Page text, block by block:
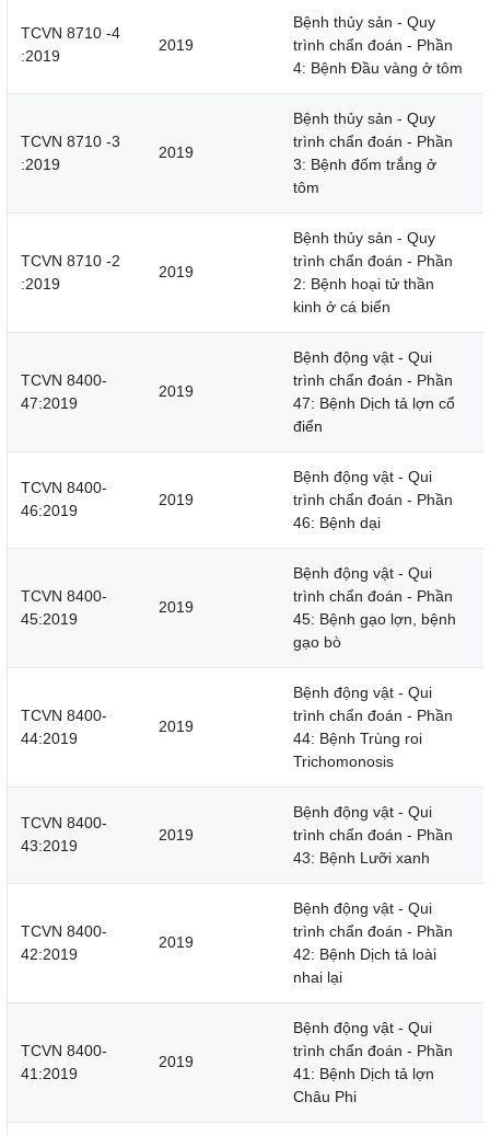
TCVN 8710 -4
:2019
2019
Bệnh thủy sản - Quy
trình chẩn đoán - Phần
4: Bệnh Đầu vàng ở tôm
TCVN 8710 -3
:2019
2019
Bệnh thủy sản - Quy
trình chẩn đoán - Phần
3: Bệnh đốm trắng ở
tôm
TCVN 8710 -2
:2019
2019
Bệnh thủy sản - Quy
trình chẩn đoán - Phần
2: Bệnh hoại tử thần
kinh ở cá biển
TCVN 8400-
47:2019
2019
Bệnh động vật - Qui
trình chẩn đoán - Phần
47: Bệnh Dịch tả lợn cổ
điển
TCVN 8400-
46:2019
2019
Bệnh động vật - Qui
trình chẩn đoán - Phần
46: Bệnh dại
TCVN 8400-
45:2019
2019
Bệnh động vật - Qui
trình chẩn đoán - Phần
45: Bệnh gạo lợn, bệnh
gạo bò
TCVN 8400-
44:2019
2019
Bệnh động vật - Qui
trình chẩn đoán - Phần
44: Bệnh Trùng roi
Trichomonosis
TCVN 8400-
43:2019
2019
Bệnh động vật - Qui
trình chẩn đoán - Phần
43: Bệnh Lưỡi xanh
TCVN 8400-
42:2019
2019
Bệnh động vật - Qui
trình chẩn đoán - Phần
42: Bệnh Dịch tả loài
nhai lại
TCVN 8400-
41:2019
2019
Bệnh động vật - Qui
trình chẩn đoán - Phần
41: Bệnh Dịch tả lợn
Châu Phi